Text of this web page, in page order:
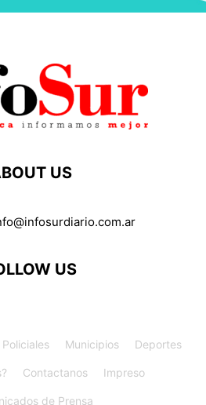
US
US
Policiales Municipios Deportes
Contactanos Impreso
de Prensa